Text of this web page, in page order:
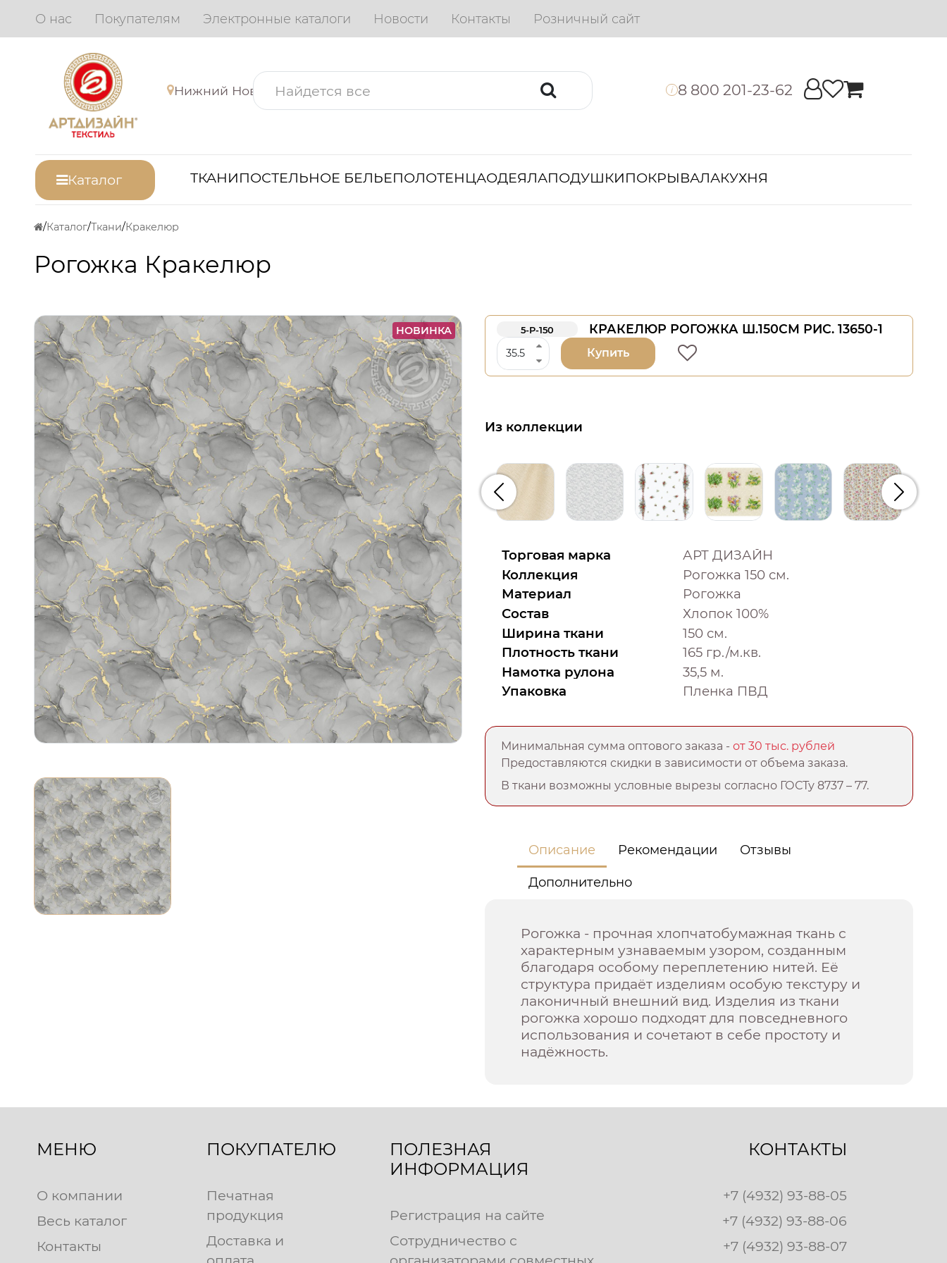
О нас Покупателям Электронные каталоги Новости Контакты Розничный сайт
Нижний Новгород i 8 800 201-23-62
Каталог ТКАНИПОСТЕЛЬНОЕ БЕЛЬЕПОЛОТЕНЦАОДЕЯЛАПОДУШКИПОКРЫВАЛАКУХНЯ
Каталог Ткани Кракелюр
Рогожка Кракелюр
НОВИНКА 5-Р-150 КРАКЕЛЮР РОГОЖКА Ш.150СМ РИС. 13650-1
Купить
Из коллекции
Предыдущий
Торговая марка
АРТ ДИЗАЙН
Коллекция
Рогожка 150 см.
Материал
Рогожка
Состав
Хлопок 100%
Ширина ткани
150 см.
Плотность ткани
165 гр./м.кв.
Намотка рулона
35,5 м.
Упаковка
Пленка ПВД
Минимальная сумма оптового заказа -от 30 тыс. рублей
Предоставляются скидки в зависимости от объема заказа.
В ткани возможны условные вырезы согласно ГОСТу 8737 – 77.
Описание Рекомендации Отзывы
Дополнительно
Рогожка - прочная хлопчатобумажная ткань с
характерным узнаваемым узором, созданным
благодаря особому переплетению нитей. Её
структура придаёт изделиям особую текстуру и
лаконичный внешний вид. Изделия из ткани
рогожка хорошо подходят для повседневного
использования и сочетают в себе простоту и
надёжность.
МЕНЮ
О компании
Весь каталог
Контакты
ПОКУПАТЕЛЮ
Печатная
продукция
Доставка и
ПОЛЕЗНАЯ
ИНФОРМАЦИЯ
Регистрация на сайте
Сотрудничество с
КОНТАКТЫ
+7 (4932) 93-88-05
+7 (4932) 93-88-06
+7 (4932) 93-88-07